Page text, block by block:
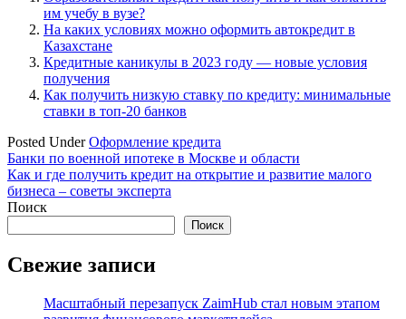
им учебу в вузе?
На каких условиях можно оформить автокредит в
Казахстане
Кредитные каникулы в 2023 году — новые условия
получения
Как получить низкую ставку по кредиту: минимальные
ставки в топ-20 банков
Posted UnderОформление кредита
Навигация
по
записям
Банки по военной ипотеке в Москве и области
Как и где получить кредит на открытие и развитие малого
бизнеса – советы эксперта
Поиск
Поиск
Свежие записи
Масштабный перезапуск ZaimHub стал новым этапом